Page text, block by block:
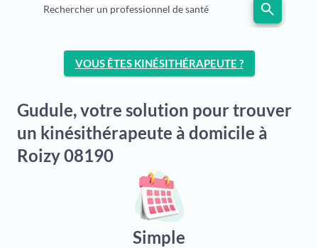
Rechercher un professionnel de santé search
VOUS ÊTES KINÉSITHÉRAPEUTE ?
Gudule, votre solution pour trouver
un kinésithérapeute à domicile à
Roizy 08190
Simple